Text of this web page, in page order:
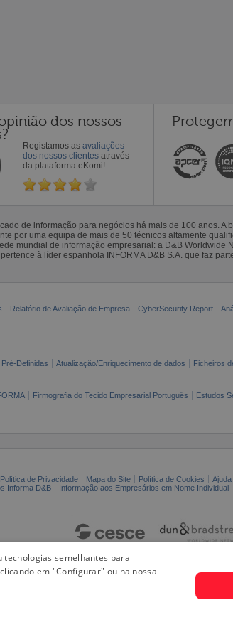
dos nossos
Registamos as avaliações
dos nossos clientes através
da plataforma eKomi!
de informação para negócios há mais de 100 anos. A
por uma equipa de mais de 50 técnicos altamente
mundial de informação empresarial: a D&B Worldwide
à líder espanhola INFORMA D&B S.A. que faz
Relatório de Avaliação de Empresa CyberSecurity Report
Definidas Atualização/Enriquecimento de dados
Ficheiros
Firmografia do Tecido Empresarial Português Estudos
Política de Privacidade Mapa do Site Política de Cookies Ajuda
Informa D&B
Informação aos Empresários em Nome Individual
tecnologias semelhantes para
em "Configurar" ou na nossa